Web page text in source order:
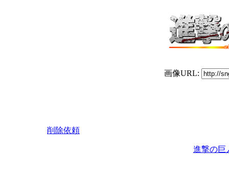
画像URL:
削除依頼
進撃の巨